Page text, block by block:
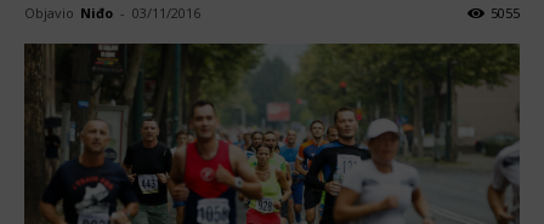
Objavio Niđo - 03/11/2016 5055